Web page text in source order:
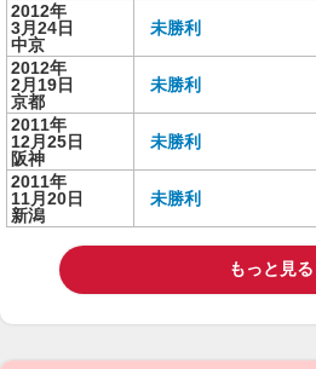
2012年
3月24日
中京
未勝利
2012年
2月19日
京都
未勝利
2011年
12月25日
阪神
未勝利
2011年
11月20日
新潟
未勝利
もっと見る